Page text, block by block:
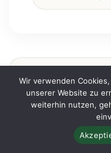
Category
Decorative
Wir verwenden
unserer Website zu
weiterhin nutzen,